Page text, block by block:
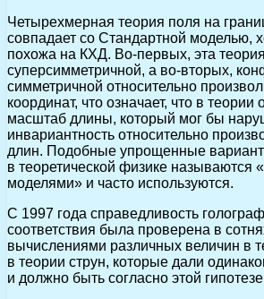
Четырехмерная теория поля на
совпадает со Стандартной моделью,
похожа на КХД. Во-первых, эта
суперсимметричной, а во-вторых,
симметричной относительно
координат, что означает, что в теории
масштаб длины, который мог бы
инвариантность относительно
длин. Подобные упрощенные
в теоретической физике называются
моделями» и часто используются.
С 1997 года справедливость
соответствия была проверена в
вычислениями различных величин в
в теории струн, которые дали
и должно быть согласно этой